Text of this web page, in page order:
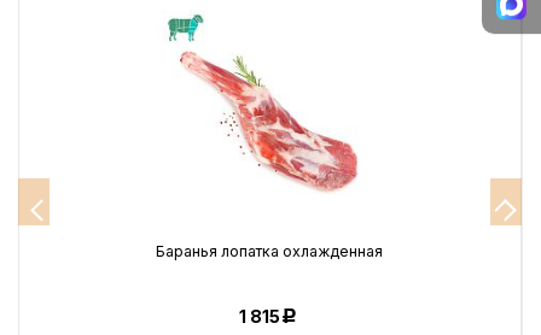
Баранья лопатка охлажденная
1 815Р